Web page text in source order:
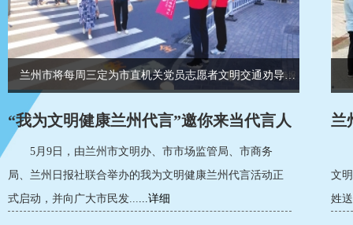
兰州市将每周三定为市直机关党员志愿者文明交通劝导活动日
“我为文明健康兰州代言”邀你来当代言人
5月9日，由兰州市文明办、市市场监管局、市商务
局、兰州日报社联合举办的我为文明健康兰州代言活动正
式启动，并向广大市民发...
...详细
兰
文
姓